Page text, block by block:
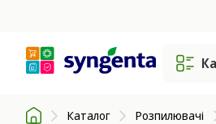
Каталог Розпилювачі